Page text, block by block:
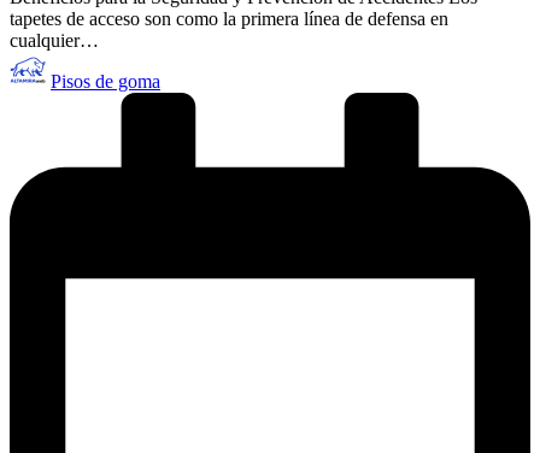
tapetes de acceso son como la primera línea de defensa en
cualquier…
Publicado
por
Pisos de goma